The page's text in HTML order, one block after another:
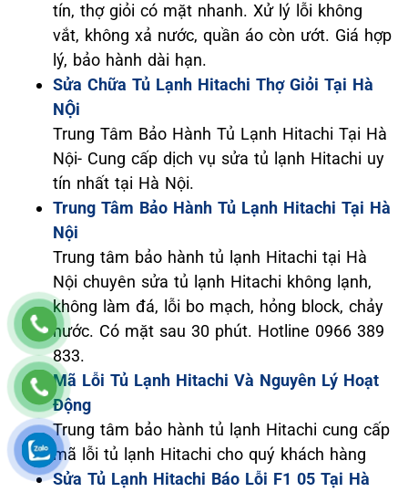
tín, thợ giỏi có mặt nhanh. Xử lý lỗi không
vắt, không xả nước, quần áo còn ướt. Giá hợp
lý, bảo hành dài hạn.
Sửa Chữa Tủ Lạnh Hitachi Thợ Giỏi Tại Hà
NỘi
Trung Tâm Bảo Hành Tủ Lạnh Hitachi Tại Hà
Nội- Cung cấp dịch vụ sửa tủ lạnh Hitachi uy
tín nhất tại Hà Nội.
Trung Tâm Bảo Hành Tủ Lạnh Hitachi Tại Hà
Nội
Trung tâm bảo hành tủ lạnh Hitachi tại Hà
Nội chuyên sửa tủ lạnh Hitachi không lạnh,
không làm đá, lỗi bo mạch, hỏng block, chảy
nước. Có mặt sau 30 phút. Hotline 0966 389
833.
Mã Lỗi Tủ Lạnh Hitachi Và Nguyên Lý Hoạt
Động
Trung tâm bảo hành tủ lạnh Hitachi cung cấp
mã lỗi tủ lạnh Hitachi cho quý khách hàng
Sửa Tủ Lạnh Hitachi Báo Lỗi F1 05 Tại Hà